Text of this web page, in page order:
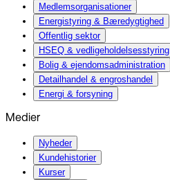
Medlemsorganisationer
Energistyring & Bæredygtighed
Offentlig sektor
HSEQ & vedligeholdelsesstyring
Bolig & ejendomsadministration
Detailhandel & engroshandel
Energi & forsyning
Medier
Nyheder
Kundehistorier
Kurser